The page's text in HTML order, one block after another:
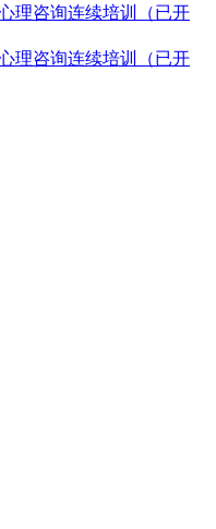
理咨询连续培训（已开
理咨询连续培训（已开